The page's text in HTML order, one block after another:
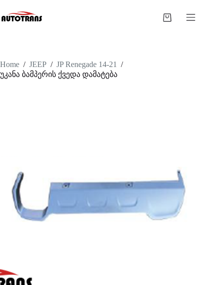
Home / JEEP / JP Renegade 14-21
/
უკანა ბამპერის ქვედა დამატება